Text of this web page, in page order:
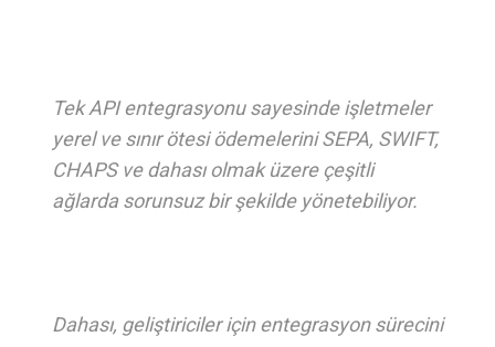
Tek API entegrasyonu sayesinde işletmeler
yerel ve sınır ötesi ödemelerini SEPA, SWIFT,
CHAPS ve dahası olmak üzere çeşitli
ağlarda sorunsuz bir şekilde yönetebiliyor.
Dahası, geliştiriciler için entegrasyon sürecini